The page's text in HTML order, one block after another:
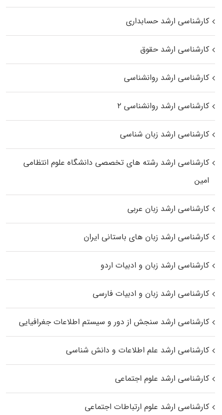
کارشناسی ارشد حسابداری
کارشناسی ارشد حقوق
کارشناسی ارشد روانشناسی
کارشناسی ارشد روانشناسی ۲
کارشناسی ارشد زبان شناسی
کارشناسی ارشد رﺷﺘﻪ ﻫﺎی تخصصی داﻧﺸﮕﺎه ﻋﻠﻮم انتظامی
اﻣﻴﻦ
کارشناسی ارشد زبان عربی
کارشناسی ارشد زبان‌ های باستانی ایران
کارشناسی ارشد زبان و ادبیات اردو
کارشناسی ارشد زبان و ادبیات فارسی
کارشناسی ارشد سنجش از دور و سیستم اطلاعات جغرافیایی
کارشناسی ارشد علم اطلاعات و دانش شناسی
کارشناسی ارشد علوم اجتماعی
کارشناسی ارشد علوم ارتباطات اجتماعی